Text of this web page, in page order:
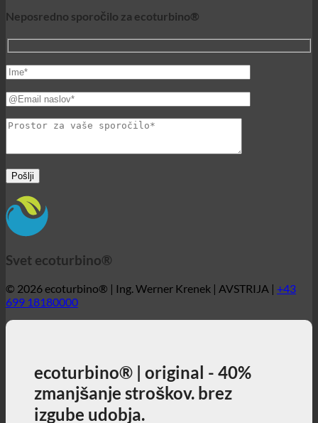
699 18180000
zmanjšanje stroškov. brez
izgube udobja.
3, 2, 1 ... in start!